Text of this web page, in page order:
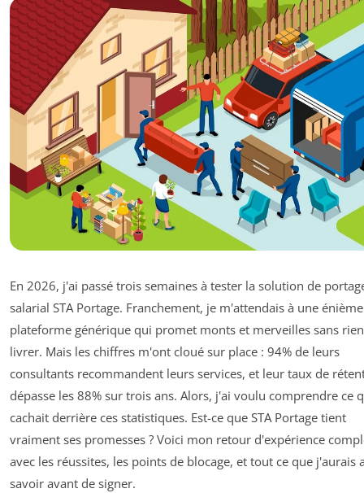
En 2026, j'ai passé trois semaines à tester la solution de
salarial STA Portage. Franchement, je m'attendais à une énième
plateforme générique qui promet monts et merveilles sans rien
livrer. Mais les chiffres m'ont cloué sur place : 94% de leurs
consultants recommandent leurs services, et leur taux de
dépasse les 88% sur trois ans. Alors, j'ai voulu comprendre ce
cachait derrière ces statistiques. Est-ce que STA Portage tient
vraiment ses promesses ? Voici mon retour d'expérience
avec les réussites, les points de blocage, et tout ce que j'aurais
savoir avant de signer.